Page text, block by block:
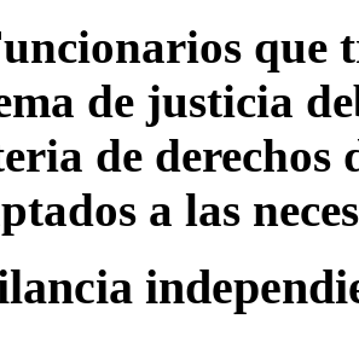
que
de justicia
de derechos
a las